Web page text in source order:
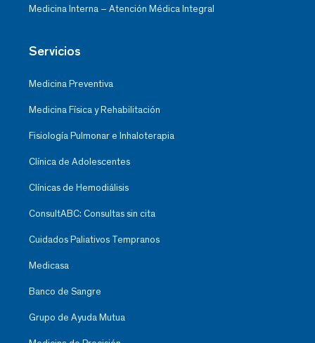
Medicina Interna – Atención Médica Integral
Servicios
Medicina Preventiva
Medicina Física y Rehabilitación
Fisiología Pulmonar e Inhaloterapia
Clínica de Adolescentes
Clínicas de Hemodiálisis
ConsultABC: Consultas sin cita
Cuidados Paliativos Tempranos
Medicasa
Banco de Sangre
Grupo de Ayuda Mutua